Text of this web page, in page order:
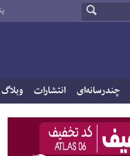
چندرسانه‌ای انتشارات وبلاگ